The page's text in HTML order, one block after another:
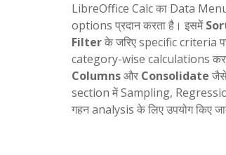
LibreOffice Calc का Data
options प्रदान करता है। इसमें
Filterके जरिए specific criteria
category-wise calculations
Columnsऔर Consolidate
section में Sampling,
गहन analysis के लिए उपयोग किए